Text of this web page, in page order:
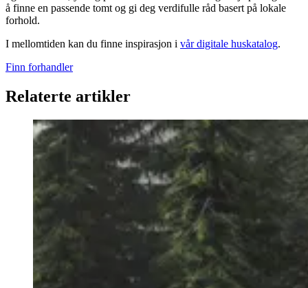
å finne en passende tomt og gi deg verdifulle råd basert på lokale
forhold.
I mellomtiden kan du finne inspirasjon i vår digitale huskatalog.
Finn forhandler
Relaterte artikler